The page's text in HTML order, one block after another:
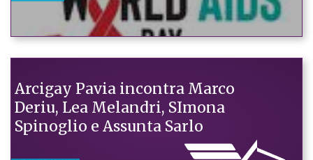
Arcigay Pavia incontra Marco
Deriu, Lea Melandri, SImona
Spinoglio e Assunta Sarlo